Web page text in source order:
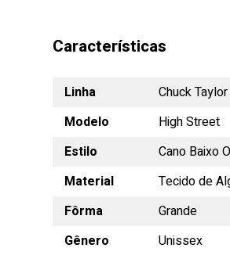
Características
Linha
Chuck
Modelo
High Street
Estilo
Cano Baixo
Material
Tecido de
Fôrma
Grande
Gênero
Unissex